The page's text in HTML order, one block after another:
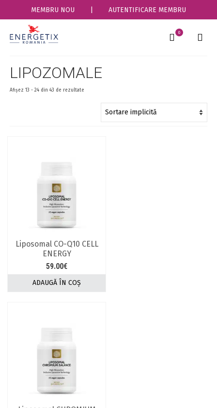
MEMBRU NOU AUTENTIFICARE MEMBRU
0
LIPOZOMALE
Afișez 13 - 24 din 43 de rezultate
Liposomal CO-Q10 CELL
ENERGY
59.00€
ADAUGĂ ÎN COȘ